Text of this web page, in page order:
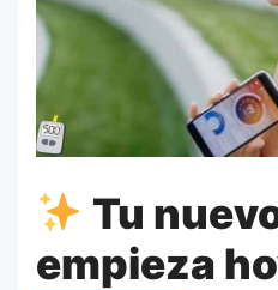
Tu
empieza